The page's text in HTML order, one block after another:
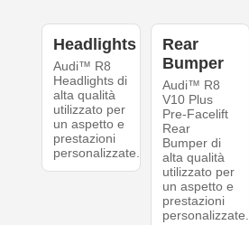
Headlights
Audi™ R8
Headlights di
alta qualità
utilizzato per
un aspetto e
prestazioni
personalizzate.
Rear
Bumper
Audi™ R8
V10 Plus
Pre-Facelift
Rear
Bumper di
alta qualità
utilizzato per
un aspetto e
prestazioni
personalizzate.